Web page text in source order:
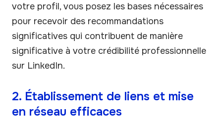
votre profil, vous posez les bases nécessaires
pour recevoir des recommandations
significatives qui contribuent de manière
significative à votre crédibilité professionnelle
sur LinkedIn.
2. Établissement de liens et mise
en réseau efficaces